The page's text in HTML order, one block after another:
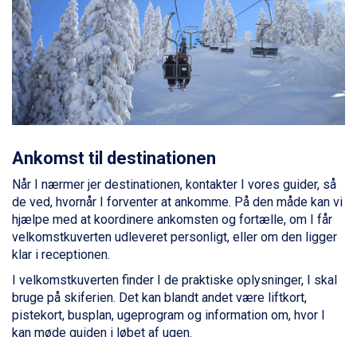
Bad Hofgastein fra DKK 5.495
Champoluc fra DKK 3.795
Sestriere fra DKK 4.395
Fieberbrunn fra DKK 6.145
Wagrain fra DKK 4.645
Ischgl fra DKK 7.095
St. Anton fra DKK 7.245
Livigno fra DKK 4.145
Canazei fra DKK 4.745
Ponte di Legno fra DKK 4.745
Bad Gastein fra DKK 4.195
Alleghe fra DKK 5.595
Sauze dOulx fra DKK 4.045
Arabba fra DKK 7.045
La Thuile fra DKK 4.595
Val Thorens fra DKK 5.395
Cervinia fra DKK 5.295
Passo Tonale fra DKK 3.795
Ankomst til destinationen
Når I nærmer jer destinationen, kontakter I vores guider, så
de ved, hvornår I forventer at ankomme. På den måde kan vi
hjælpe med at koordinere ankomsten og fortælle, om I får
velkomstkuverten udleveret personligt, eller om den ligger
klar i receptionen.
I velkomstkuverten finder I de praktiske oplysninger, I skal
bruge på skiferien. Det kan blandt andet være liftkort,
pistekort, busplan, ugeprogram og information om, hvor I
kan møde guiden i løbet af ugen.